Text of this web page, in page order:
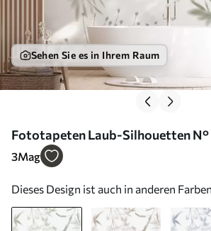
Sehen Sie es in Ihrem Raum
Fototapeten Laub-Silhouetten
3Mag
Dieses Design ist auch in anderen